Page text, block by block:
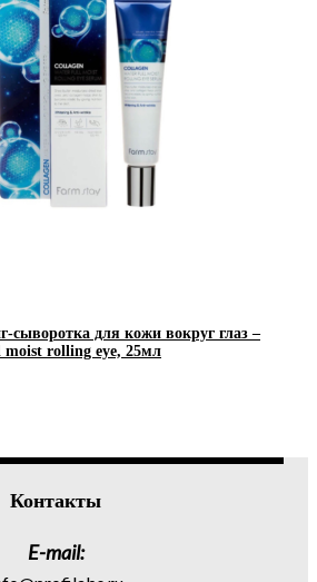
сыворотка для кожи вокруг глаз –
rolling eye, 25мл
Контакты
E-mail: